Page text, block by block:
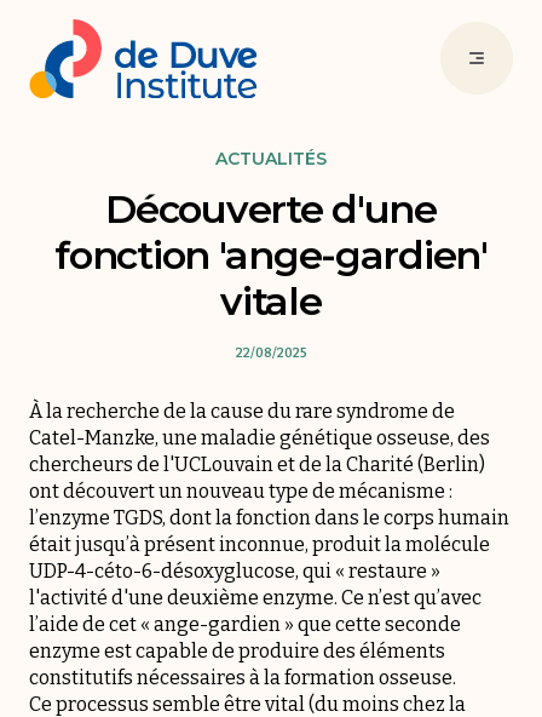
ACTUALITÉS
Découverte d'une
fonction 'ange-gardien'
vitale
22/08/2025
À la recherche de la cause du rare syndrome de
Catel-Manzke, une maladie génétique osseuse, des
chercheurs de l'UCLouvain et de la Charité (Berlin)
ont découvert un nouveau type de mécanisme :
l’enzyme TGDS, dont la fonction dans le corps humain
était jusqu’à présent inconnue, produit la molécule
UDP-4-céto-6-désoxyglucose, qui « restaure »
l'activité d'une deuxième enzyme. Ce n’est qu’avec
l’aide de cet « ange-gardien » que cette seconde
enzyme est capable de produire des éléments
constitutifs nécessaires à la formation osseuse.
Ce processus semble être vital (du moins chez la